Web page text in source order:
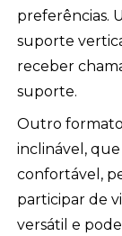
preferências.
suporte
receber
suporte.
Outro
inclinável,
confortável,
participar de
versátil e